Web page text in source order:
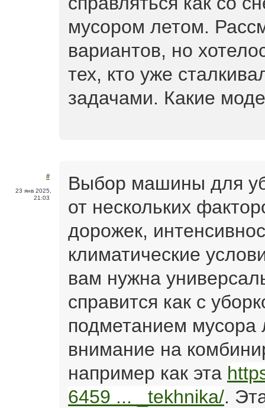
мусором летом.
вариантов, но
тех, кто уже
задачами. Какие
#
23 янв 2025,
21:03
Выбор машины для
от нескольких
дорожек,
климатические
вам нужна
справится как с
подметанием мусора
внимание на
например как эта
6459 ... _tekhnika/.